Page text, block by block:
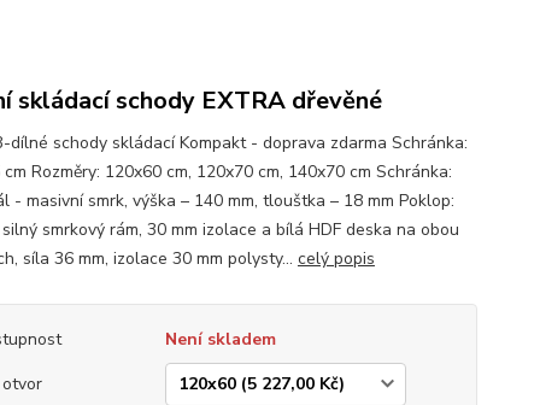
skládací schody EXTRA dřevěné
dílné schody skládací Kompakt - doprava zdarma Schránka:
Rozměry: 120x60 cm, 120x70 cm, 140x70 cm Schránka:
- masivní smrk, výška – 140 mm, tlouštka – 18 mm Poklop:
smrkový rám, 30 mm izolace a bílá HDF deska na obou
síla 36 mm, izolace 30 mm polysty... celý popis
Není skladem